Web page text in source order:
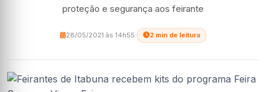
proteção e segurança aos feirante
28/05/2021 às 14h55 2 min de leitura